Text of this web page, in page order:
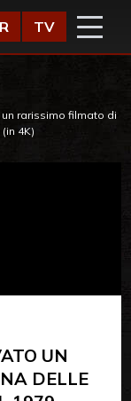
TV
rarissimo filmato di
4K)
UN
DELLE